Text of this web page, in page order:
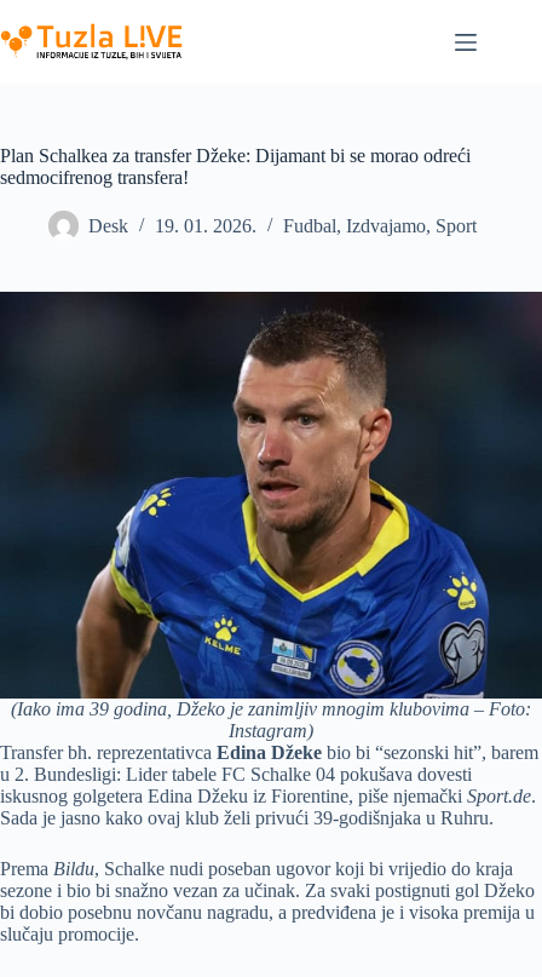
to
content
Plan Schalkea za transfer Džeke: Dijamant bi se morao odreći
sedmocifrenog transfera!
Desk 19. 01. 2026. Fudbal, Izdvajamo, Sport
(Iako ima 39 godina, Džeko je zanimljiv mnogim klubovima – Foto:
Instagram)
Transfer bh. reprezentativca Edina Džeke bio bi “sezonski hit”, barem
u 2. Bundesligi: Lider tabele FC Schalke 04 pokušava dovesti
iskusnog golgetera Edina Džeku iz Fiorentine, piše njemački Sport.de.
Sada je jasno kako ovaj klub želi privući 39-godišnjaka u Ruhru.
Prema Bildu, Schalke nudi poseban ugovor koji bi vrijedio do kraja
sezone i bio bi snažno vezan za učinak. Za svaki postignuti gol Džeko
bi dobio posebnu novčanu nagradu, a predviđena je i visoka premija u
slučaju promocije.